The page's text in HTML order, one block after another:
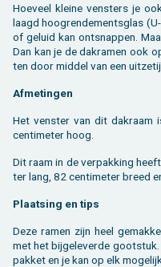
Hoe­veel klei­ne ven­sters je
laagd hoog­ren­de­ments­glas
of ge­luid kan ont­snap­pen.
Dan kan je de dak­ra­men ook
ten door mid­del van een
Af­me­tin­gen
Het ven­ster van dit dak­raam
cen­ti­me­ter hoog.
Dit raam in de ver­pak­king
ter lang, 82 cen­ti­me­ter breed
Plaat­sing en tips
Deze ramen zijn heel
met het bij­ge­le­ver­de
pak­ket en je kan op elk